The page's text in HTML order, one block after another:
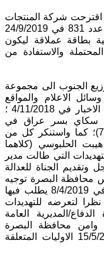
اقترحت شركة المنتجات
النفطية/هيئة توزيع الجنوب بموجب كتابها عدد 831 في 24/9/2019
بطاقة عملاقة ليكون
والاستفادة من
الجنوب الى مجموعة
الاعلام والمواقع
الالكترونية تلك التهديدات (منها مثلا موقع الاخبار في 4/11/2018 ؛
في 1/4/2019؛ موقع سكاي بسر عراق في
14/4/2019 ؛ وموقع كتابات في 7/6/2020)؛ كما واستنكر كل من
هيبت الحلبوسي (كلاهما
التي طالت مدير
وتقديم الجناة للعدالة
محافظة البصرة توجيه
كتاب الى مكتب وزير النفط عدد 5225 في 8/4/2019 يطلب فيها
لتعرضه للتهديدات
المديرية العامة
وامن محافظة البصرة
بموجب كتابها عدد: أم/2/1/735 في 15/5/2019 الاوليات المتعلقة